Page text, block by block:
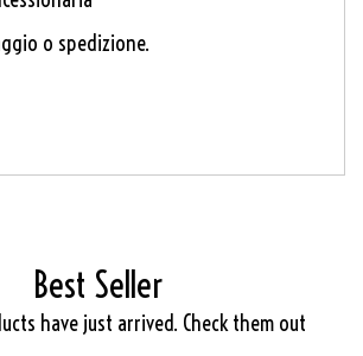
o spedizione.
Best Seller
have just arrived. Check them out